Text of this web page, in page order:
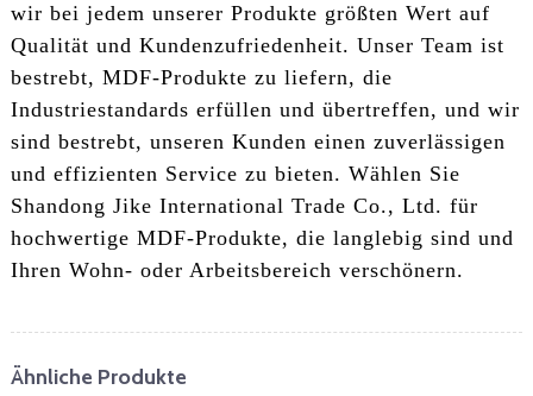
wir bei jedem unserer Produkte größten Wert auf
Qualität und Kundenzufriedenheit. Unser Team ist
bestrebt, MDF-Produkte zu liefern, die
Industriestandards erfüllen und übertreffen, und wir
sind bestrebt, unseren Kunden einen zuverlässigen
und effizienten Service zu bieten. Wählen Sie
Shandong Jike International Trade Co., Ltd. für
hochwertige MDF-Produkte, die langlebig sind und
Ihren Wohn- oder Arbeitsbereich verschönern.
Ähnliche Produkte